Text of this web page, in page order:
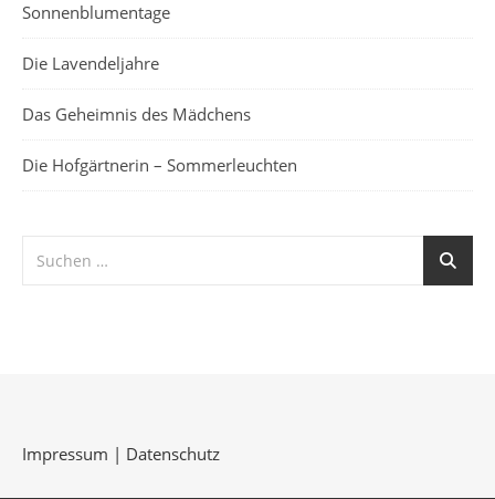
Sonnenblumentage
Die Lavendeljahre
Das Geheimnis des Mädchens
Die Hofgärtnerin – Sommerleuchten
Impressum | Datenschutz